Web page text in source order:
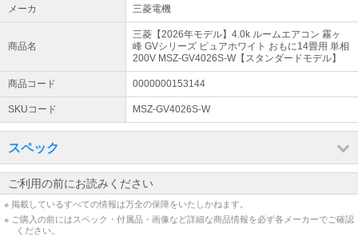
システム上、ご注文手続きをいただける商品に関しましては お取り
寄せ商品でございましても【在庫〇】の表記となっております。 納
期目安につきましては【発送日】をご参照いただきますようお願い
申し上げます。
大阪府内・一部近隣地域 大型家電等の【設置サービス】
弊社スタッフによる大阪府内・一部近隣地域のみ対応の設置配送サ
さい。
店休日について
通常土日祝日は店休日となりますため、休日中のご注文のお受付・
お問い合わせのご返信は翌営業日より順次行います。営業日に関し
消費電力(W)：1,480（135～2,580）
低温暖房能力（外気温2℃時）：5.3kW
■冷房
畳数のめやす：11～17畳（18～28m2）
能力（kW）：4.0（0.8～4.3）
消費電力(W)：1,660（165～1,960）
モデル：2026年モデル
JANコード：4573637018763
メーカ 三菱電機
商品名
三菱【2026年モデル】4.0k ルームエアコン 霧ヶ
峰 GVシリーズ ピュアホワイト おもに14畳用 単相
200V MSZ-GV4026S-W【スタンダードモデル】
商品コード 0000000153144
SKUコード MSZ-GV4026S-W
スペック
ご利用の前にお読みください
※ 掲載しているすべての情報は万全の保障をいたしかねます。
※ ご購入の前にはスペック・付属品・画像など詳細な商品情報を必ず各メーカーでご確認
ください。